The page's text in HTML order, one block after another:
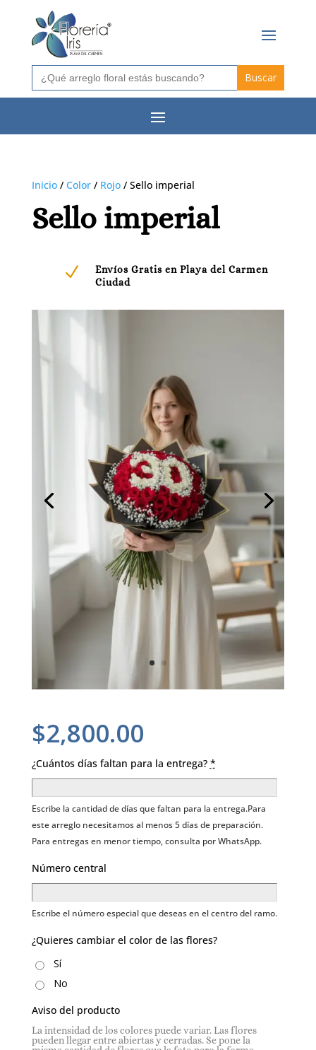
Buscar:
Inicio/ Color/ Rojo/ Sello imperial
Sello imperial
N
Envíos Gratis en Playa del Carmen
Ciudad
$2,800.00
¿Cuántos días faltan para la entrega? *
Escribe la cantidad de días que faltan para la entrega.Para
este arreglo necesitamos al menos 5 días de preparación.
Para entregas en menor tiempo, consulta por WhatsApp.
Número central
Escribe el número especial que deseas en el centro del ramo.
¿Quieres cambiar el color de las flores?
Sí
No
Aviso del producto
La intensidad de los colores puede variar. Las flores
pueden llegar entre abiertas y cerradas. Se pone la